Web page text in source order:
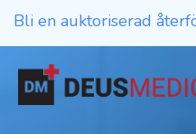
Bli en auktoriserad